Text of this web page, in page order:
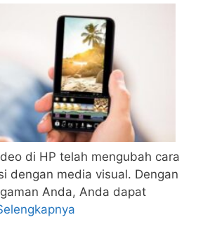
di HP telah mengubah cara
dengan media visual. Dengan
Anda, Anda dapat